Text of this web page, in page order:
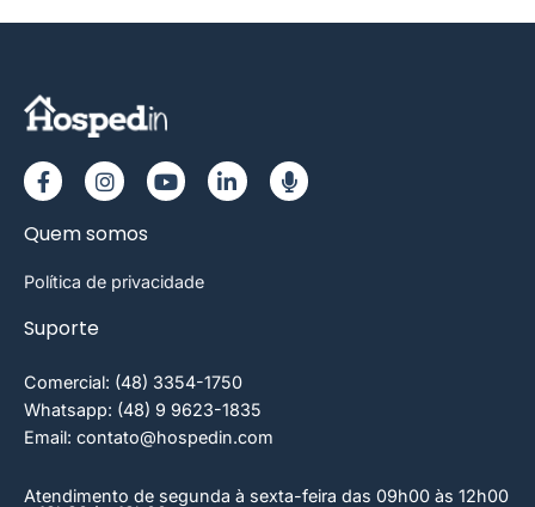
Quem somos
Política de privacidade
Suporte
Comercial: (48) 3354-1750
Whatsapp: (48) 9 9623-1835
Email: contato@hospedin.com
Atendimento de segunda à sexta-feira das 09h00 às 12h00